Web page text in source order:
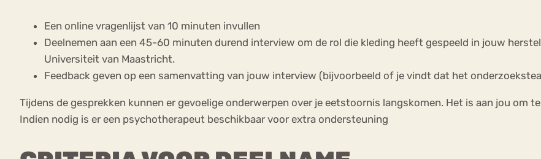
Een online vragenlijst van 10 minuten invullen
Deelnemen aan een 45-60 minuten durend interview om de rol die kleding heeft gespeeld in jouw
Universiteit van Maastricht.
Feedback geven op een samenvatting van jouw interview (bijvoorbeeld of je vindt dat het
Tijdens de gesprekken kunnen er gevoelige onderwerpen over je eetstoornis langskomen. Het is aan jou om
Indien nodig is er een psychotherapeut beschikbaar voor extra ondersteuning